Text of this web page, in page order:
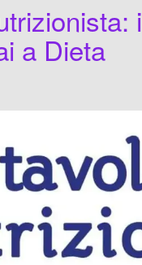
a Dieta